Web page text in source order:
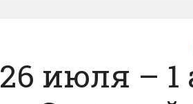
26 июля – 1